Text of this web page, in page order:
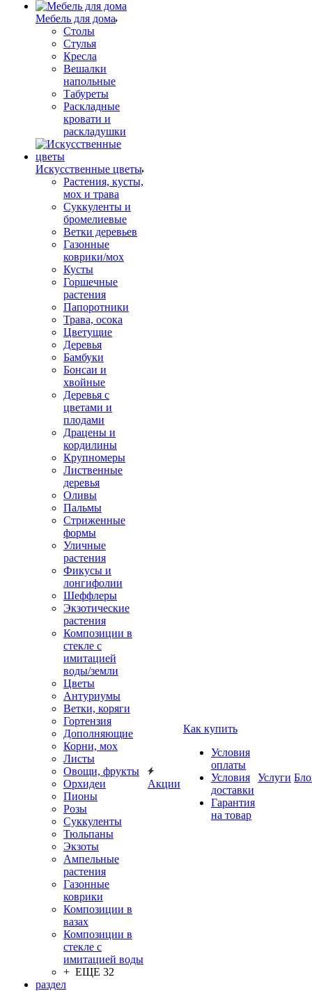
Мебель для дома
Столы
Стулья
Кресла
Вешалки
напольные
Табуреты
Раскладные
кровати и
раскладушки
Искусственные цветы
Растения, кусты,
мох и трава
Суккуленты и
бромелиевые
Ветки деревьев
Газонные
коврики/мох
Кусты
Горшечные
растения
Папоротники
Трава, осока
Цветущие
Деревья
Бамбуки
Бонсаи и
хвойные
Деревья с
цветами и
плодами
Драцены и
кордилины
Крупномеры
Лиственные
деревья
Оливы
Пальмы
Стриженные
формы
Уличные
растения
Фикусы и
лонгифолии
Шеффлеры
Экзотические
растения
Композиции в
стекле с
имитацией
воды/земли
Цветы
Антуриумы
Ветки, коряги
Гортензия
Дополняющие
Корни, мох
Листы
Овощи, фрукты
Орхидеи
Пионы
Розы
Суккуленты
Тюльпаны
Экзоты
Ампельные
растения
Газонные
коврики
Композиции в
вазах
Композиции в
стекле с
имитацией воды
+ ЕЩЕ 32
раздел
Акции
Как купить
Условия
оплаты
Условия
доставки
Гарантия
на товар
Услуги